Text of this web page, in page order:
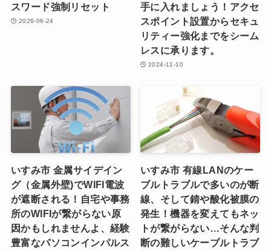
スワード強制リセット
2026-06-24
手に入れましょう！アクセ
スポイント設置からセキュ
リティー強化までをシーム
レスに承ります。
2024-11-10
いすみ市 金属サイデイン
グ（金属外壁)でWIFI電波
が遮断される！自宅や事務
所のWIFIが繋がらない原
因かもしれませんよ、経験
豊富なパソコンインパルス
いすみ市 有線LANのケー
ブルトラブルで多いのが断
線、そして錆や酸化被膜の
発生！機器を変えてもネッ
トが繋がらない…そんな判
断の難しいケーブルトラブ